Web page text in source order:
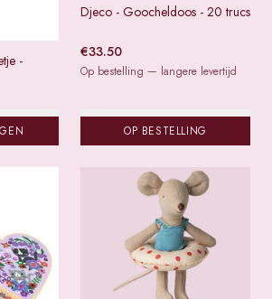
-
Djeco - Goocheldoos - 20 trucs
€33.50
Op bestelling — langere levertijd
OP BESTELLING